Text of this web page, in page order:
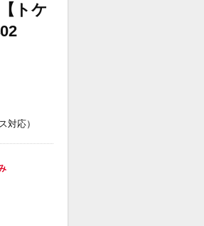
トケ
対応）